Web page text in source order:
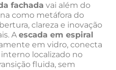
fachada vai além do
como metáfora do
clareza e inovação
Aescada em espiral
em vidro, conecta
localizado no
fluida, sem